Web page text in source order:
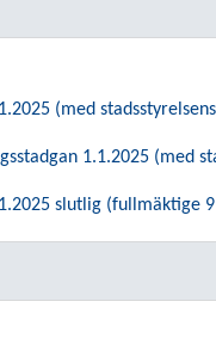
(med
1.1.2025 (med
slutlig (fullmäktige